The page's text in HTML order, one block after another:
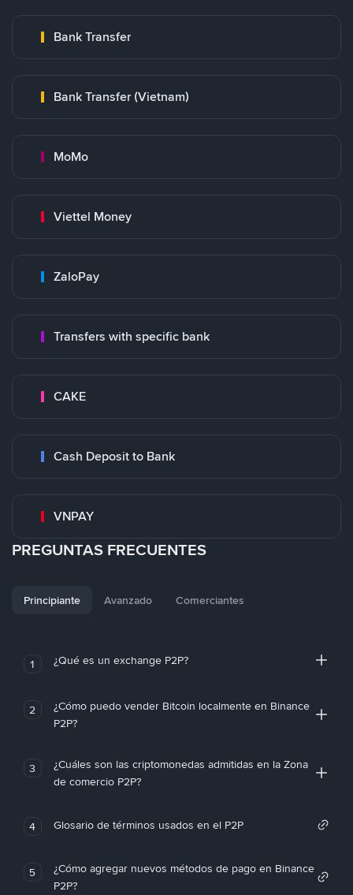
Bank Transfer
Bank Transfer (Vietnam)
MoMo
Viettel Money
ZaloPay
Transfers with specific bank
CAKE
Cash Deposit to Bank
VNPAY
PREGUNTAS FRECUENTES
Principiante Avanzado Comerciantes
1 ¿Qué es un exchange P2P?
2
¿Cómo puedo vender Bitcoin localmente en Binance
P2P?
3
¿Cuáles son las criptomonedas admitidas en la Zona
de comercio P2P?
4 Glosario de términos usados en el P2P
5
¿Cómo agregar nuevos métodos de pago en Binance
P2P?